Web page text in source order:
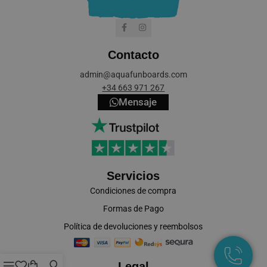
Contacto
admin@aquafunboards.com
+34 663 971 267
Mensaje
Servicios
Condiciones de compra
Formas de Pago
Política de devoluciones y reembolsos
cookieyes-consent
VISITOR_PRIVACY_METADATA